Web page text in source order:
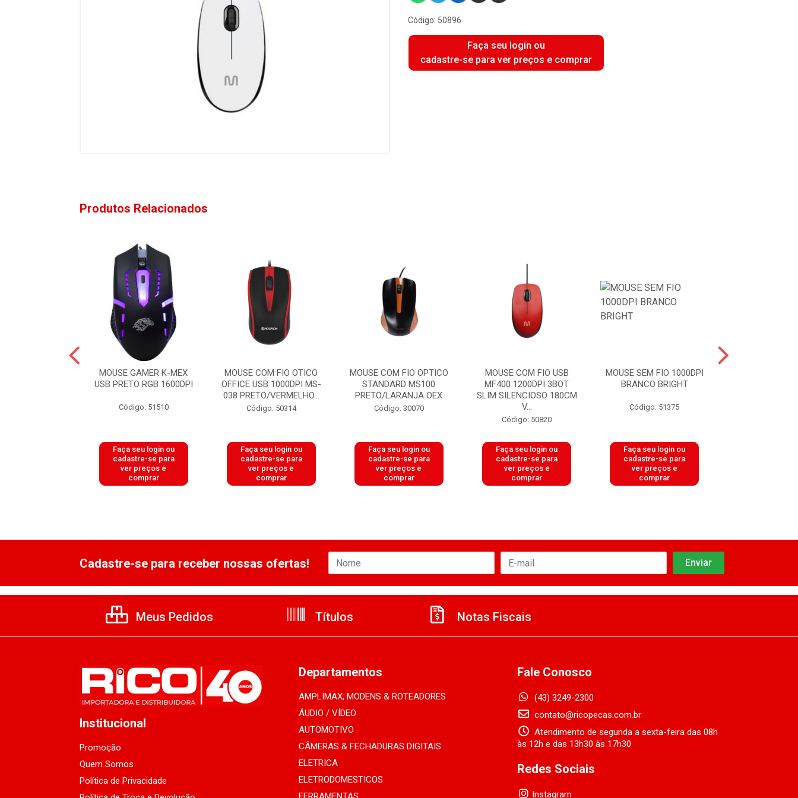
Código: 50896
Faça seu login ou
cadastre-se para ver preços e comprar
Produtos Relacionados
MOUSE GAMER K-MEX
USB PRETO RGB 1600DPI
Código: 51510
Faça seu login ou
cadastre-se para
ver preços e
comprar
MOUSE COM FIO OTICO
OFFICE USB 1000DPI MS-
038 PRETO/VERMELHO...
Código: 50314
Faça seu login ou
cadastre-se para
ver preços e
comprar
MOUSE COM FIO OPTICO
STANDARD MS100
PRETO/LARANJA OEX
Código: 30070
Faça seu login ou
cadastre-se para
ver preços e
comprar
MOUSE COM FIO USB
MF400 1200DPI 3BOT
SLIM SILENCIOSO 180CM
V...
Código: 50820
Faça seu login ou
cadastre-se para
ver preços e
comprar
MOUSE SEM FIO 1000DPI
BRANCO BRIGHT
Código: 51375
Faça seu login ou
cadastre-se para
ver preços e
comprar
Cadastre-se para receber nossas ofertas!
Meus Pedidos Títulos Notas Fiscais
Institucional
Promoção
Quem Somos
Política de Privacidade
Departamentos
AMPLIMAX, MODENS & ROTEADORES
ÁUDIO / VÍDEO
AUTOMOTIVO
CÂMERAS & FECHADURAS DIGITAIS
ELETRICA
ELETRODOMESTICOS
Fale Conosco
(43) 3249-2300
contato@ricopecas.com.br
Atendimento de segunda a sexta-feira das 08h
às 12h e das 13h30 às 17h30
Redes Sociais
Instagram